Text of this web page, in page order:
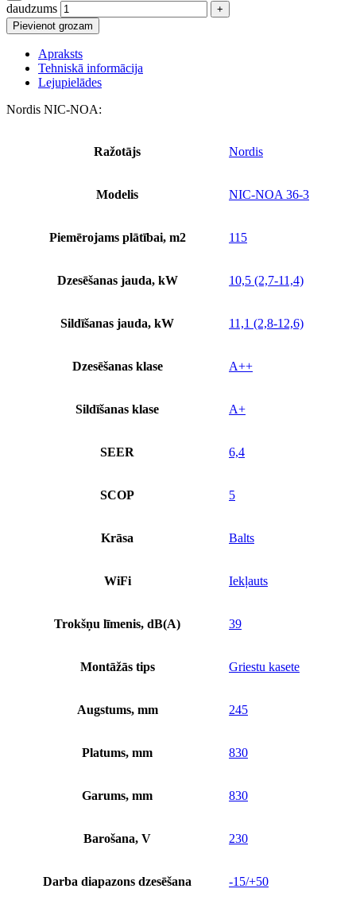
daudzums
Pievienot grozam
Apraksts
Tehniskā informācija
Lejupielādes
Nordis NIC-NOA:
Ražotājs Nordis
Modelis NIC-NOA 36-3
Piemērojams plātībai, m2 115
Dzesēšanas jauda, kW 10,5 (2,7-11,4)
Sildīšanas jauda, kW 11,1 (2,8-12,6)
Dzesēšanas klase A++
Sildīšanas klase A+
SEER 6,4
SCOP 5
Krāsa Balts
WiFi Iekļauts
Trokšņu līmenis, dB(A) 39
Montāžās tips Griestu kasete
Augstums, mm 245
Platums, mm 830
Garums, mm 830
Barošana, V 230
Darba diapazons dzesēšana -15/+50